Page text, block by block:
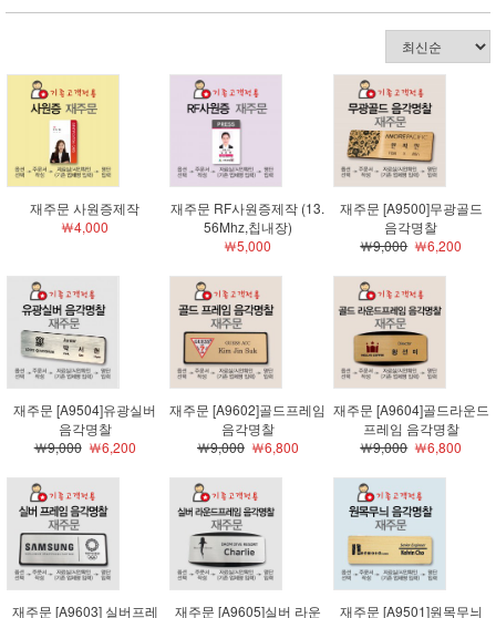
재주문 사원증제작
￦4,000
재주문 RF사원증제작 (13.
56Mhz,칩내장)
￦5,000
재주문 [A9500]무광골드
음각명찰
￦9,000￦6,200
재주문 [A9504]유광실버
음각명찰
￦9,000￦6,200
재주문 [A9602]골드프레임
음각명찰
￦9,000￦6,800
재주문 [A9604]골드라운드
프레임 음각명찰
￦9,000￦6,800
재주문 [A9603] 실버프레
재주문 [A9605]실버 라운
재주문 [A9501]원목무늬